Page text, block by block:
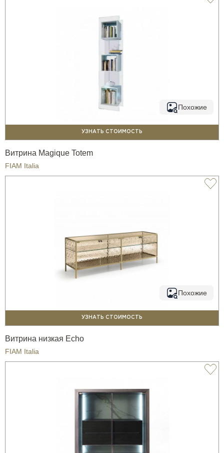
Похожие
УЗНАТЬ СТОИМОСТЬ
Витрина Magique Totem
FIAM Italia
Похожие
УЗНАТЬ СТОИМОСТЬ
Витрина низкая Echo
FIAM Italia